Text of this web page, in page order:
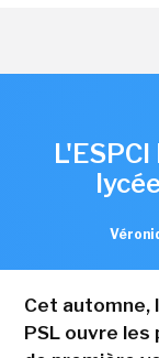
Cet automne,
PSL ouvre